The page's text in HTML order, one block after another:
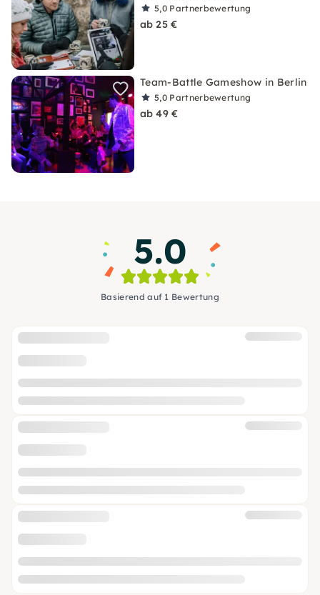
5,0 Partnerbewertung
ab 25 €
Team-Battle Gameshow in Berlin
5,0 Partnerbewertung
ab 49 €
5.0
Basierend auf 1 Bewertung